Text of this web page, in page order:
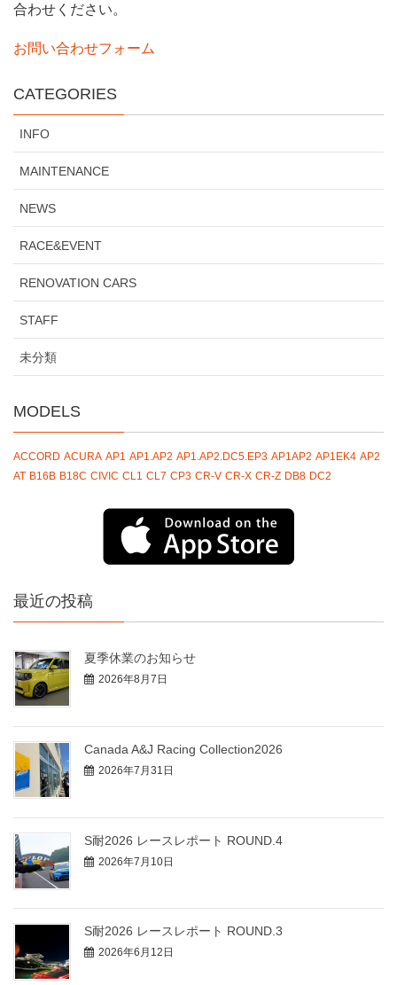
合わせください。
お問い合わせフォーム
CATEGORIES
INFO
MAINTENANCE
NEWS
RACE&EVENT
RENOVATION CARS
STAFF
未分類
MODELS
ACCORD ACURA AP1 AP1.AP2 AP1.AP2.DC5.EP3 AP1AP2 AP1EK4 AP2
AT B16B B18C CIVIC CL1 CL7 CP3 CR-V CR-X CR-Z DB8 DC2
最近の投稿
夏季休業のお知らせ
2026年8月7日
Canada A&J Racing Collection2026
2026年7月31日
S耐2026 レースレポート ROUND.4
2026年7月10日
S耐2026 レースレポート ROUND.3
2026年6月12日